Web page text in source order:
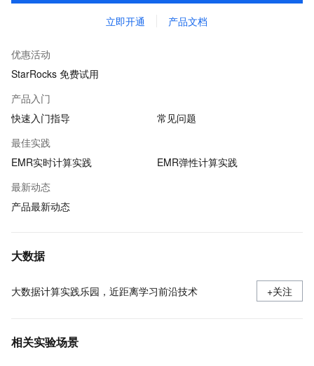
立即开通 产品文档
优惠活动
StarRocks 免费试用
产品入门
快速入门指导
常见问题
最佳实践
EMR实时计算实践
EMR弹性计算实践
最新动态
产品最新动态
大数据
大数据计算实践乐园，近距离学习前沿技术 +关注
相关实验场景